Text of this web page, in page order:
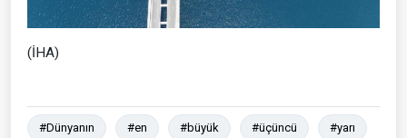
(İHA)
#Dünyanın #en #büyük #üçüncü #yarı